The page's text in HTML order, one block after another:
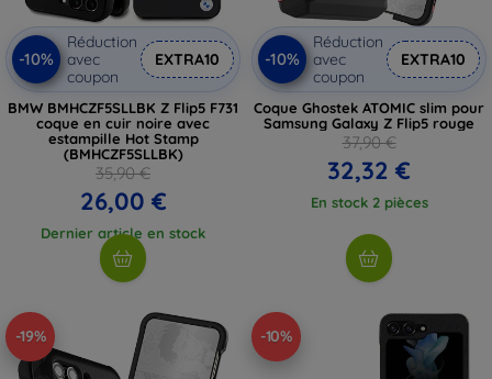
-10%
Réduction
avec
coupon
EXTRA10
BMW BMHCZF5SLLBK Z Flip5 F731
coque en cuir noire avec
estampille Hot Stamp
(BMHCZF5SLLBK)
35,90 €
26,00 €
Dernier article en stock
-10%
Réduction
avec
coupon
EXTRA10
Coque Ghostek ATOMIC slim pour
Samsung Galaxy Z Flip5 rouge
37,90 €
32,32 €
En stock 2 pièces
-19% -10%